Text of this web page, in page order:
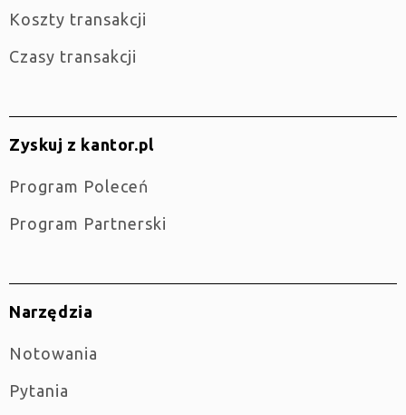
Koszty transakcji
Czasy transakcji
Zyskuj z kantor.pl
Program Poleceń
Program Partnerski
Narzędzia
Notowania
Pytania